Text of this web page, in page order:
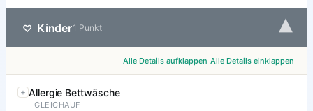
♡ Kinder1 Punkt ▾
Alle Details aufklappen Alle Details einklappen
Allergie Bettwäsche
GLEICHAUF